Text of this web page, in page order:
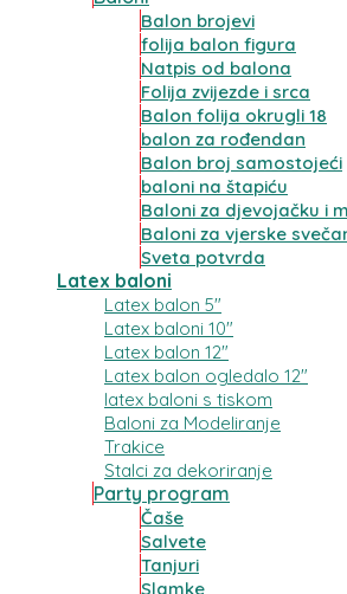
Balon brojevi
folija balon figura
Natpis od balona
Folija zvijezde i srca
Balon folija okrugli 18
balon za rođendan
Balon broj samostojeći
baloni na štapiću
Baloni za djevojačku i
Baloni za vjerske
Sveta potvrda
Latex baloni
Latex balon 5″
Latex baloni 10″
Latex balon 12″
Latex balon ogledalo 12″
latex baloni s tiskom
Baloni za Modeliranje
Trakice
Stalci za dekoriranje
Party program
Čaše
Salvete
Tanjuri
Slamke